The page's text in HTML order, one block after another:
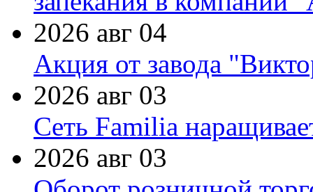
2026 авг 04
Акция от завода
2026 авг 03
Сеть Familia
2026 авг 03